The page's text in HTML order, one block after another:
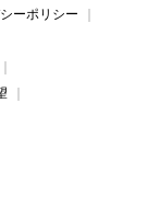
ーポリシー